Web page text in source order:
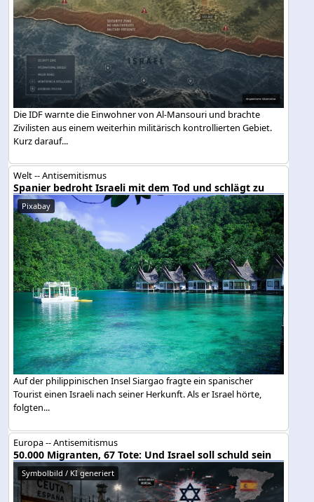
Die IDF warnte die Einwohner von Al-Mansouri und brachte
Zivilisten aus einem weiterhin militärisch kontrollierten Gebiet.
Kurz darauf...
Welt -- Antisemitismus
Spanier bedroht Israeli mit dem Tod und schlägt zu
Pixabay
Auf der philippinischen Insel Siargao fragte ein spanischer
Tourist einen Israeli nach seiner Herkunft. Als er Israel hörte,
folgten...
Europa -- Antisemitismus
50.000 Migranten, 67 Tote: Und Israel soll schuld sein
Symbolbild / KI generiert